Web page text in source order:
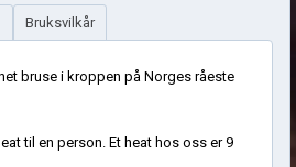
Bruksvilkår
bruse i kroppen på Norges råeste
til en person. Et heat hos oss er 9